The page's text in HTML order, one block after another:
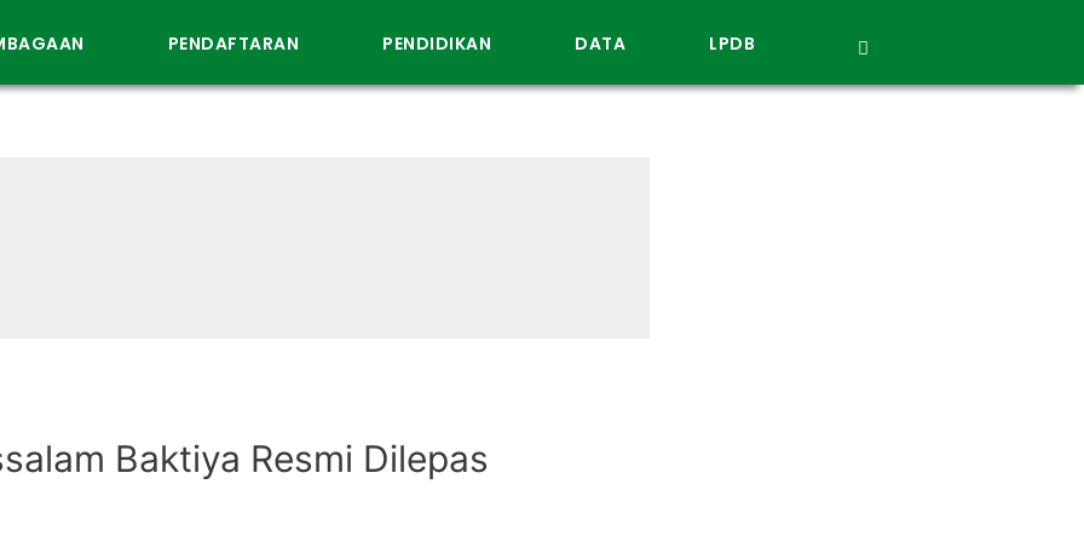
PENDAFTARAN PENDIDIKAN DATA LPDB
Baktiya Resmi Dilepas